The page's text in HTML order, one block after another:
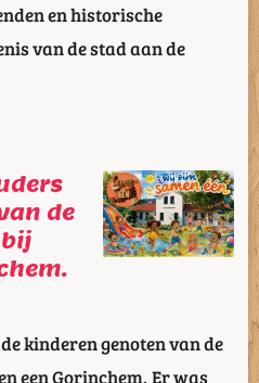
en historische
van de stad aan de
de
kinderen genoten van de
een Gorinchem. Er was